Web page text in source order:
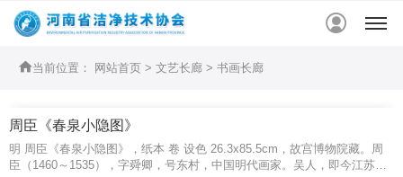

当前位置： 网站首页 > 文艺长廊 > 书画长廊
周臣《春泉小隐图》
明 周臣《春泉小隐图》，纸本 卷 设色 26.3x85.5cm，故宫博物院藏。周
臣（1460～1535），字舜卿，号东村，中国明代画家。吴人，即今江苏苏